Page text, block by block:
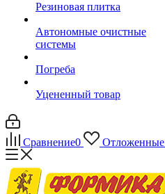
Резиновая плитка
Автономные очистные
системы
Погреба
Уцененный товар
Сравнение0 Отложенные